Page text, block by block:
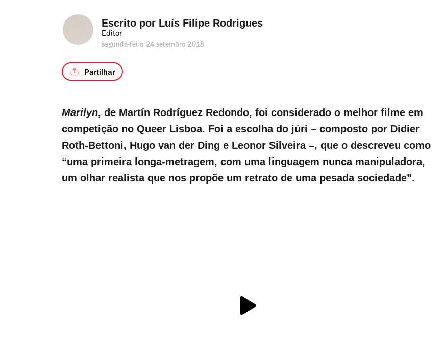
Escrito por Luís Filipe Rodrigues
Editor
segunda-feira 24 setembro 2018
Partilhar
Marilyn, de Martín Rodríguez Redondo, foi considerado o melhor filme em
competição no Queer Lisboa. Foi a escolha do júri – composto por Didier
Roth-Bettoni, Hugo van der Ding e Leonor Silveira –, que o descreveu como
“uma primeira longa-metragem, com uma linguagem nunca manipuladora,
um olhar realista que nos propõe um retrato de uma pesada sociedade”.